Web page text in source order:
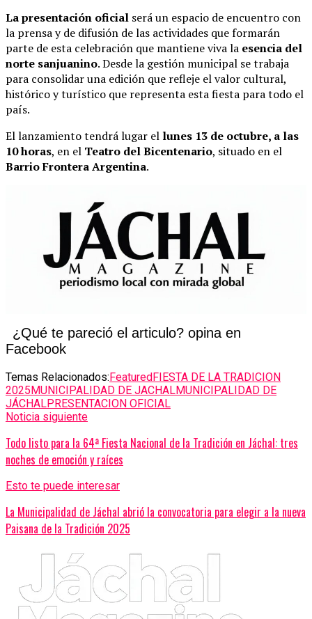
La presentación oficial será un espacio de encuentro con
la prensa y de difusión de las actividades que formarán
parte de esta celebración que mantiene viva la esencia del
norte sanjuanino. Desde la gestión municipal se trabaja
para consolidar una edición que refleje el valor cultural,
histórico y turístico que representa esta fiesta para todo el
país.
El lanzamiento tendrá lugar el lunes 13 de octubre, a las
10 horas, en el Teatro del Bicentenario, situado en el
Barrio Frontera Argentina.
¿Qué te pareció el articulo? opina en
Facebook
Temas Relacionados: Featured FIESTA DE LA TRADICION
2025 MUNICIPALIDAD DE JACHALMUNICIPALIDAD DE
JÁCHALPRESENTACION OFICIAL
Noticia siguiente
Todo listo para la 64ª Fiesta Nacional de la Tradición en Jáchal: tres
noches de emoción y raíces
Esto te puede interesar
La Municipalidad de Jáchal abrió la convocatoria para elegir a la nueva
Paisana de la Tradición 2025